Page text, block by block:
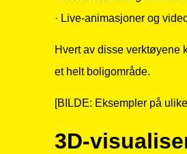
· Live-animasjoner og
Hvert av disse verktøyene
et helt boligområde.
[BILDE: Eksempler på
3D-